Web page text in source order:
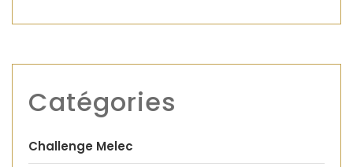
Catégories
Challenge Melec